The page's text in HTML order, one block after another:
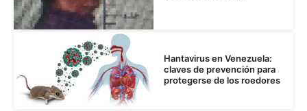
Hantavirus en Venezuela:
claves de prevención para
protegerse de los roedores